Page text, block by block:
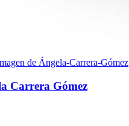
de Ángela-Carrera-Gómez
Carrera Gómez